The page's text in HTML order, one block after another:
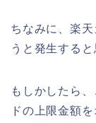
ちなみに、楽
うと発生すると
もしかしたら
ドの上限金額